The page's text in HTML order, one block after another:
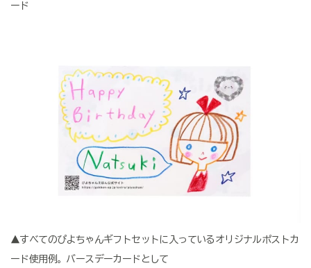
ード
▲すべてのぴよちゃんギフトセットに入っているオリジナルポストカ
ード使用例。バースデーカードとして